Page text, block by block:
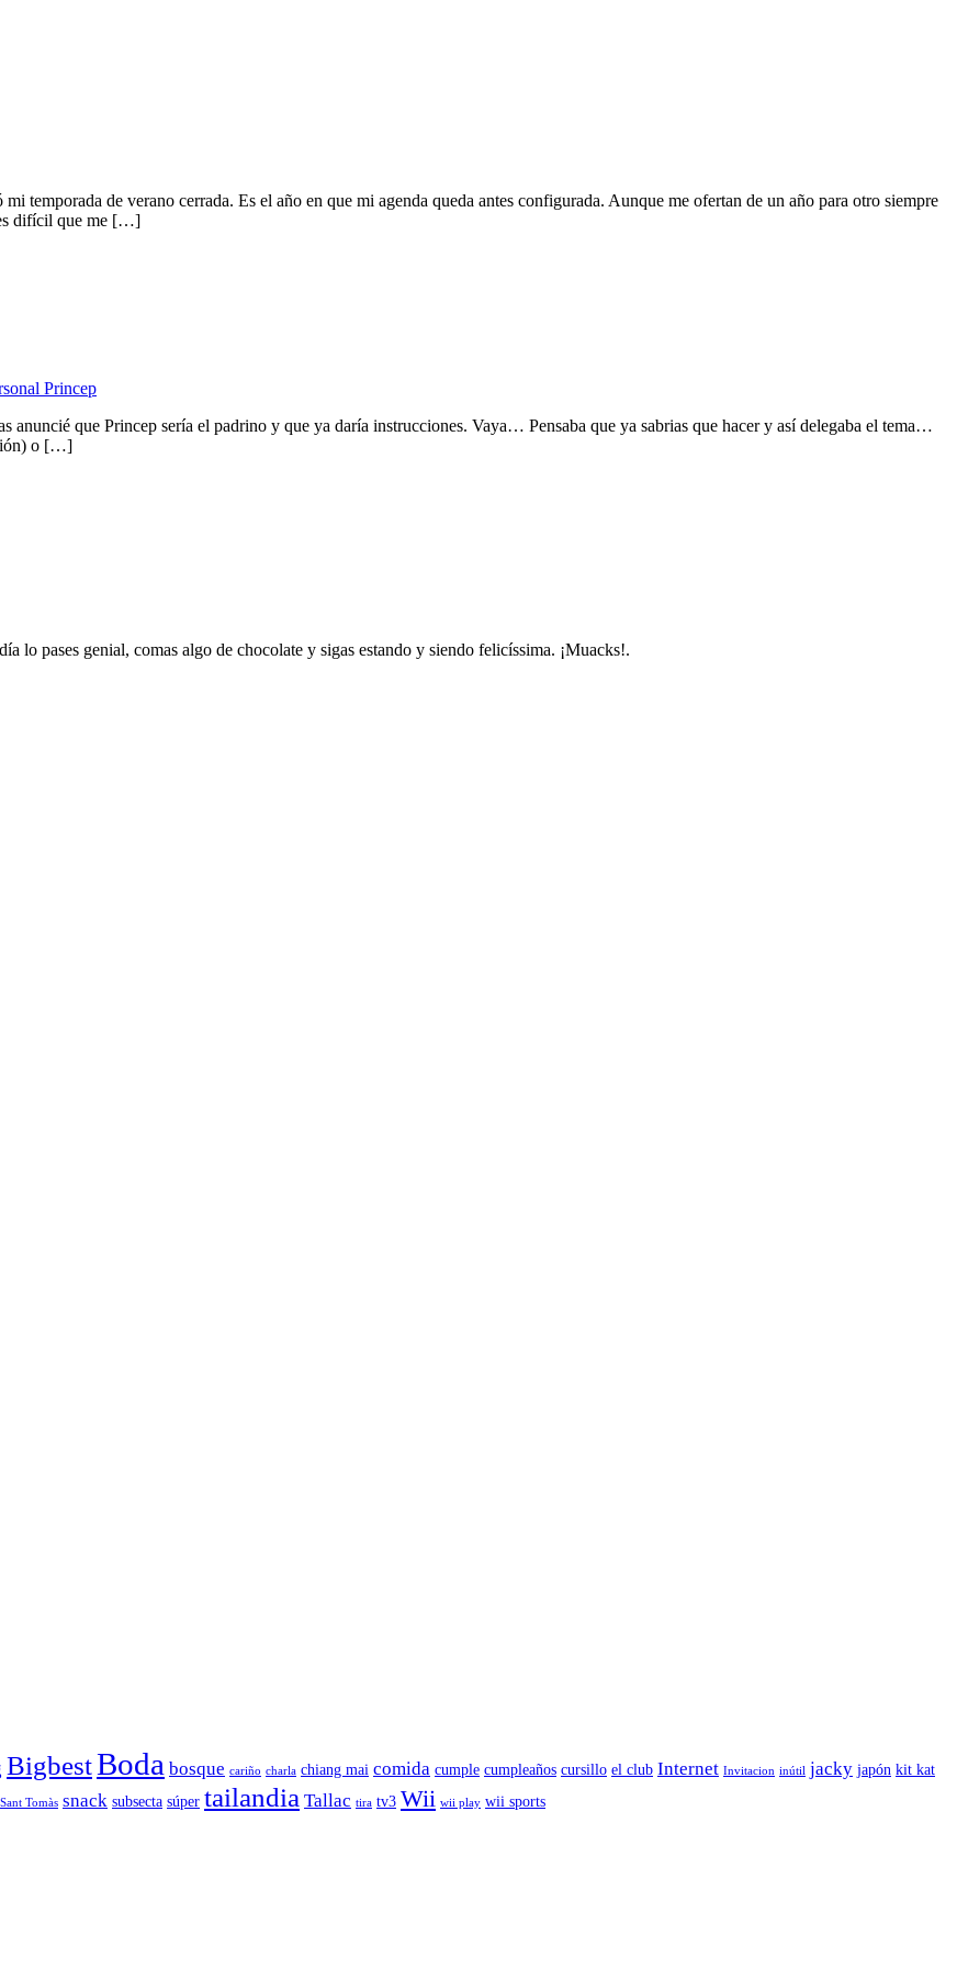
temporada de verano cerrada. Es el año en que mi agenda queda antes configurada. Aunque me ofertan de un año para otro siempre
es difícil que me […]
Princep
anuncié que Princep sería el padrino y que ya daría instrucciones. Vaya… Pensaba que ya sabrias que hacer y así delegaba el tema…
o […]
lo pases genial, comas algo de chocolate y sigas estando y siendo felicíssima. ¡Muacks!.
BigbestBoda bosque cariño charla chiang mai comida cumple cumpleaños cursillo el club Internet Invitacion inútil jacky japón kit kat
Sant Tomàs snack subsecta súper tailandia Tallac tira tv3 Wii wii play wii sports